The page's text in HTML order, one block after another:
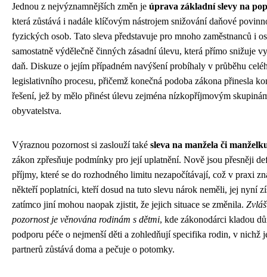
Jednou z nejvýznamnějších změn je úprava základní slevy na
která zůstává i nadále klíčovým nástrojem snižování daňové
fyzických osob. Tato sleva představuje pro mnoho zaměstnanců i
samostatně výdělečně činných zásadní úlevu, která přímo snižuje
daň. Diskuze o jejím případném navýšení probíhaly v průběhu
legislativního procesu, přičemž konečná podoba zákona přinesla
řešení, jež by mělo přinést úlevu zejména nízkopříjmovým
obyvatelstva.
Výraznou pozornost si zaslouží také sleva na manžela či
zákon zpřesňuje podmínky pro její uplatnění. Nově jsou přesněji
příjmy, které se do rozhodného limitu nezapočítávají, což v praxi
někteří poplatníci, kteří dosud na tuto slevu nárok neměli, jej nyní
zatímco jiní mohou naopak zjistit, že jejich situace se změnila.
pozornost je věnována rodinám s dětmi, kde zákonodárci kladou
podporu péče o nejmenší děti a zohledňují specifika rodin, v nichž
partnerů zůstává doma a pečuje o potomky.